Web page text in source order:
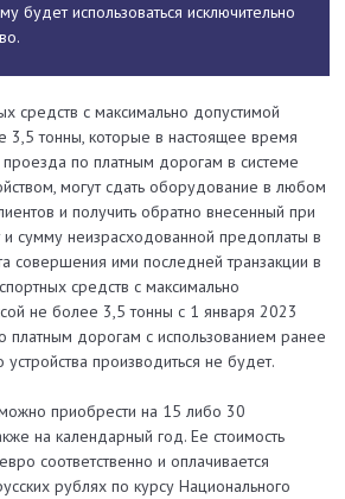
будет использоваться исключительно
средств с максимально допустимой
3,5 тонны, которые в настоящее время
по платным дорогам в системе
могут сдать оборудование в любом
и получить обратно внесенный при
и сумму неизрасходованной предоплаты в
совершения ими последней транзакции в
средств с максимально
не более 3,5 тонны с 1 января 2023
платным дорогам с использованием ранее
производиться не будет.
приобрести на 15 либо 30
на календарный год. Ее стоимость
соответственно и оплачивается
рублях по курсу Национального